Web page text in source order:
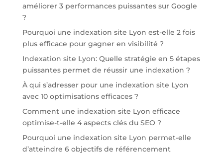
améliorer 3 performances puissantes sur Google
?
Pourquoi une indexation site Lyon est-elle 2 fois
plus efficace pour gagner en visibilité ?
Indexation site Lyon: Quelle stratégie en 5 étapes
puissantes permet de réussir une indexation ?
À qui s’adresser pour une indexation site Lyon
avec 10 optimisations efficaces ?
Comment une indexation site Lyon efficace
optimise-t-elle 4 aspects clés du SEO ?
Pourquoi une indexation site Lyon permet-elle
d’atteindre 6 objectifs de référencement